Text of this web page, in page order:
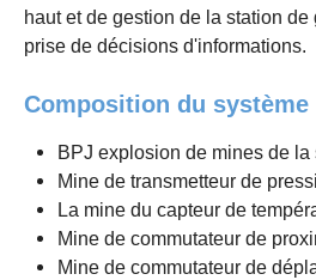
haut et de gestion de la station
prise de décisions d'informations.
Composition du système
BPJ explosion de mines de
Mine de transmetteur de
La mine du capteur de
Mine de commutateur de
Mine de commutateur de